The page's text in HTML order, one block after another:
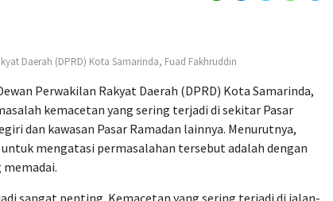
Daerah (DPRD) Kota Samarinda, Fuad Fakhruddin
Perwakilan Rakyat Daerah (DPRD) Kota Samarinda,
kemacetan yang sering terjadi di sekitar Pasar
dan kawasan Pasar Ramadan lainnya. Menurutnya,
mengatasi permasalahan tersebut adalah dengan
sangat penting. Kemacetan yang sering terjadi di jalan-